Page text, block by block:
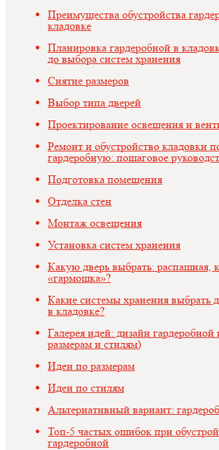
Преимущества обустройства
кладовке
Планировка гардеробной в
до выбора систем хранения
Снятие размеров
Выбор типа дверей
Проектирование освещения и
Ремонт и обустройство кладовки
гардеробную: пошаговое
Подготовка помещения
Отделка стен
Монтаж освещения
Установка систем хранения
Какую дверь выбрать: распашная,
«гармошка»?
Какие системы хранения выбрать
в кладовке?
Галерея идей: дизайн гардеробной
размерам и стилям)
Идеи по размерам
Идеи по стилям
Альтернативный вариант:
Топ-5 частых ошибок при
гардеробной